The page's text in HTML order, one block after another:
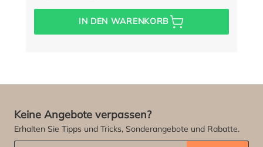
IN DEN WARENKORB
Keine Angebote verpassen?
Erhalten Sie Tipps und Tricks, Sonderangebote und Rabatte.